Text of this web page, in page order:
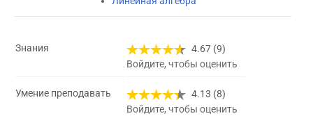
Знания
4.67 (9)
Войдите, чтобы оценить
Умение преподавать
4.13 (8)
Войдите, чтобы оценить